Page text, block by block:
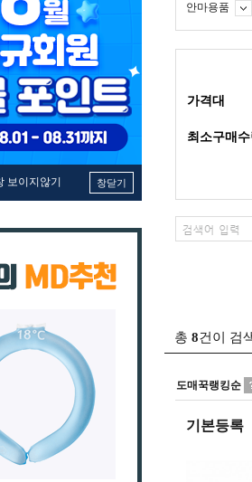
보이지않기 창닫기
안마용품
가격대
최소구매
총 8건이 검
도매꾹랭킹순
기본등록